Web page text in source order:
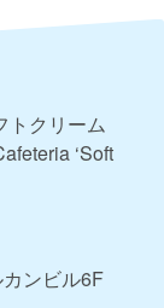
クリーム
‘Soft
ンビル6F